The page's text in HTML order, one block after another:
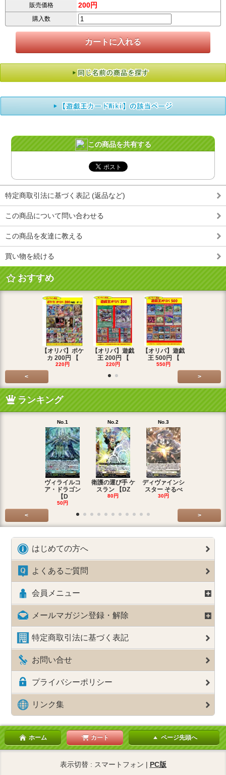
販売価格 200円
購入数
この商品を共有する
特定商取引法に基づく表記 (返品など)
この商品について問い合わせる
この商品を友達に教える
買い物を続ける
おすすめ
【オリパ】ポケ
カ 200円 【
220円
【オリパ】遊戯
王 200円 【
220円
【オリパ】遊戯
王 500円 【
550円
< >
ランキング
No.1
ヴィライルコ
ア・ドラゴン
【D
50円
No.2
衛護の運び手 ケ
スラン 【DZ
80円
No.3
ディヴァインシ
スター そるべ
30円
< >
はじめての方へ
よくあるご質問
会員メニュー
メールマガジン登録・解除
特定商取引法に基づく表記
お問い合せ
プライバシーポリシー
リンク集
ホーム カート ページ先頭へ
表示切替 : スマートフォン | PC版